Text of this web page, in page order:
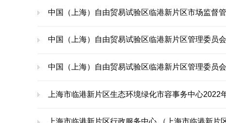
中国（上海）自由贸易试验区临港新片区市场监督
中国（上海）自由贸易试验区临港新片区管理委员会
中国（上海）自由贸易试验区临港新片区管理委员会财务结算
上海市临港新片区生态环境绿化市容事务中心